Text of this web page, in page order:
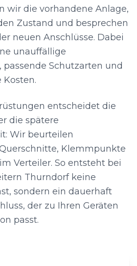
wir die vorhandene Anlage,
Zustand und besprechen
neuen Anschlüsse. Dabei
unauffällige
Schutzarten und
entscheidet die
die spätere
Wir beurteilen
Klemmpunkte
Verteiler. So entsteht bei
Thurndorf keine
sondern ein dauerhaft
der zu Ihren Geräten
passt.